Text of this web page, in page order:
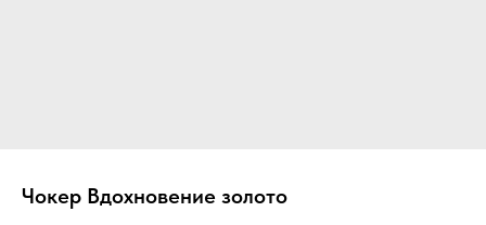
Чокер Вдохновение золото